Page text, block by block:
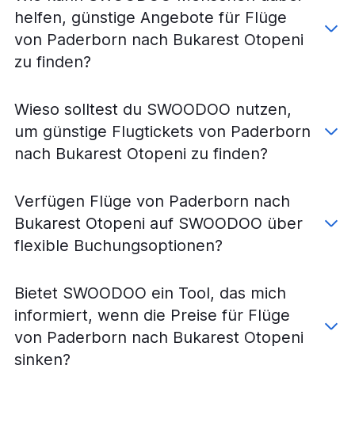
Flüge von Münster nach Bukarest Otopeni
Flüge von Saarbrücken nach Bukarest Otopeni
helfen, günstige Angebote für Flüge
von Paderborn nach Bukarest Otopeni
zu finden?
Wieso solltest du SWOODOO nutzen,
um günstige Flugtickets von Paderborn
nach Bukarest Otopeni zu finden?
Verfügen Flüge von Paderborn nach
Bukarest Otopeni auf SWOODOO über
flexible Buchungsoptionen?
Bietet SWOODOO ein Tool, das mich
informiert, wenn die Preise für Flüge
von Paderborn nach Bukarest Otopeni
sinken?